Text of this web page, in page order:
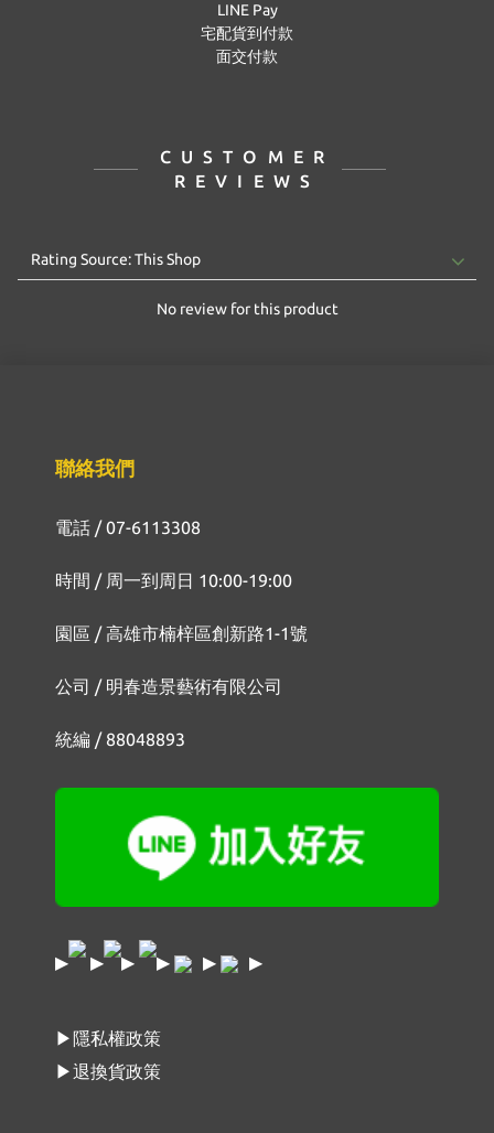
LINE Pay
宅配貨到付款
面交付款
CUSTOMER
REVIEWS
No review for this product
聯絡我們
電話 / 07-6113308
時間 / 周一到周日 10:00-19:00
園區 / 高雄市楠梓區創新路1-1號
公司 / 明春造景藝術有限公司
統編 / 88048893
▶ ▶ ▶ ▶ ▶ ▶
▶隱私權政策
▶退換貨政策